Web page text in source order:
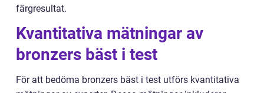
färgresultat.
Kvantitativa mätningar av
bronzers bäst i test
För att bedöma bronzers bäst i test utförs kvantitativa